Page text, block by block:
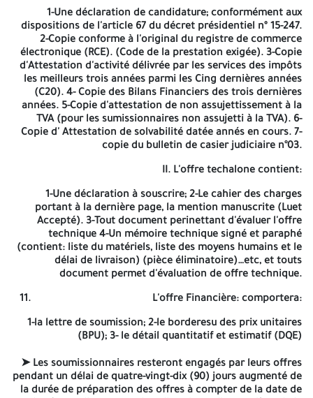
conférence,
Lot N°05: Equipement des rideaux, Lot N°06:
Equipement studio et kitchenette, Lot N°07: Groupe
électrogène,
Lot N°08: Equipement de Protection et des incendies.
Les soumissionnaires intéressés (Fournisseurs: fabricants ou
grossistes) peuvent retirer le cahier des charges suprès de la
direction de l'éducation (service programmation et suivi- bureau
suivi des équipements-).
➤ Les offres doivent parvenir sous triples plis cachetés à
l'adresse suivante:
Direction de l'éducation de la Wilaya de Naama Service
programmation et salvi- bureau suivi des équipements-
➤ L'enveloppe extérieure devra être anonyme et ne comporter
que la mention << Avis d'Appel d'offre national avec exigence de
capacité minimale ……2025
OPERATION; Renouvellement des équipements au profit da siége
de la Direction de l'Education de la wilaya de Naama
Lot N°…….., à n'ouvrir que par la commission d'ouverture des plis
et d'évaluation des offres Elle doit en outre, contenir trois offres
I.Dossier candidature : accompagnée des documents
administratifs
1-Une déclaration de candidature; conformément aux
dispositions de l'article 67 du décret présidentiel nº 15-247.
2-Copie conforme à l'original du registre de commerce
électronique (RCE). (Code de la prestation exigée). 3-Copie
d'Attestation d'activité délivrée par les services des impôts
les meilleurs trois années parmi les Cing dernières années
(C20). 4- Copie des Bilans Financiers des trois dernières
années. 5-Copie d'attestation de non assujettissement à la
TVA (pour les sumissionnaires non assujetti à la TVA). 6-
Copie d' Attestation de solvabilité datée annés en cours. 7-
copie du bulletin de casier judiciaire n°03.
II. L'offre techalone contient:
1-Une déclaration à souscrire; 2-Le cahier des charges
portant à la dernière page, la mention manuscrite (Luet
Accepté). 3-Tout document perinettant d'évaluer l'offre
technique 4-Un mémoire technique signé et paraphé
(contient: liste du matériels, liste des moyens humains et le
délai de livraison) (pièce éliminatoire)…etc, et touts
document permet d'évaluation de offre technique.
L'offre Financière: comportera:
1-la lettre de soumission; 2-le borderesu des prix unitaires
(BPU); 3- le détail quantitatif et estimatif (DQE)
➤ Les soumissionnaires resteront engagés par leurs offres
pendant un délai de quatre-vingt-dix (90) jours augmenté de
la durée de préparation des offres à compter de la date de